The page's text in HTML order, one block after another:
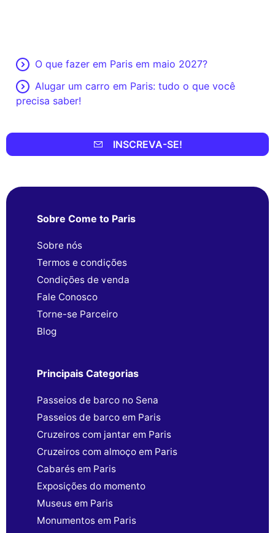
O que fazer em Paris em maio 2027?
Alugar um carro em Paris: tudo o que você
precisa saber!
INSCREVA-SE!
Sobre Come to Paris
Sobre nós
Termos e condições
Condições de venda
Fale Conosco
Torne-se Parceiro
Blog
Principais Categorias
Passeios de barco no Sena
Passeios de barco em Paris
Cruzeiros com jantar em Paris
Cruzeiros com almoço em Paris
Cabarés em Paris
Exposições do momento
Museus em Paris
Monumentos em Paris